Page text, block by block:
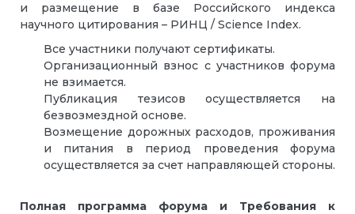
и размещение в базе Российского индекса
научного цитирования – РИНЦ / Science Index.
Все участники получают сертификаты.
Организационный взнос с участников форума
не взимается.
Публикация тезисов осуществляется на
безвозмездной основе.
Возмещение дорожных расходов, проживания
и питания в период проведения форума
осуществляется за счет направляющей стороны.
Полная программа форума и Требования к